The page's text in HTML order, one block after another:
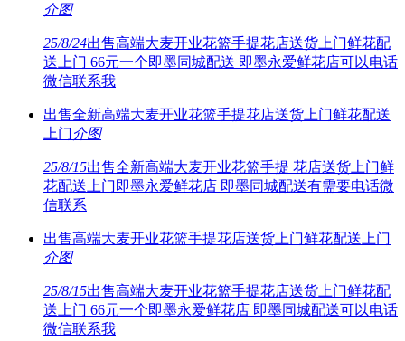
介图
25/8/24出售高端大麦开业花篮手提花店送货上门鲜花配
送上门 66元一个即墨同城配送 即墨永爱鲜花店可以电话
微信联系我
出售全新高端大麦开业花篮手提花店送货上门鲜花配送
上门 介图
25/8/15出售全新高端大麦开业花篮手提 花店送货上门鲜
花配送上门即墨永爱鲜花店 即墨同城配送有需要电话微
信联系
出售高端大麦开业花篮手提花店送货上门鲜花配送上门
介图
25/8/15出售高端大麦开业花篮手提花店送货上门鲜花配
送上门 66元一个即墨永爱鲜花店 即墨同城配送可以电话
微信联系我